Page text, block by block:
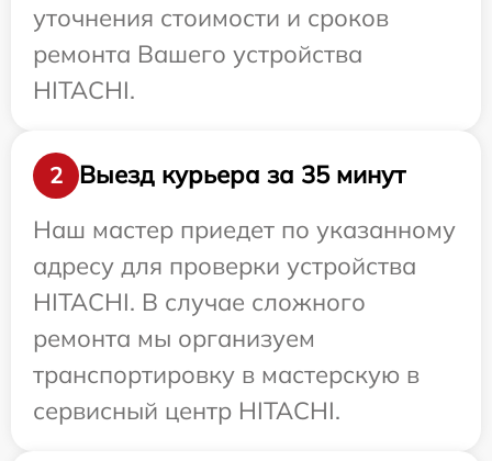
уточнения стоимости и сроков
ремонта Вашего устройства
HITACHI.
2
Выезд курьера за 35 минут
Наш мастер приедет по указанному
адресу для проверки устройства
HITACHI. В случае сложного
ремонта мы организуем
транспортировку в мастерскую в
сервисный центр HITACHI.